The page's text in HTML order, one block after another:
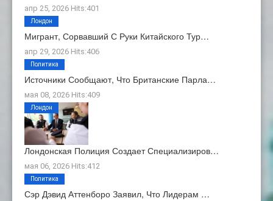
апр 25, 2026 Hits:401
Мигрант, Сорвавший С Руки Китайского Тур…
апр 29, 2026 Hits:406
Лондон
Источники Сообщают, Что Британские Парла…
мая 08, 2026 Hits:409
Политика
Лондонская Полиция Создает Специализиров…
мая 06, 2026 Hits:412
Лондон
Сэр Дэвид Аттенборо Заявил, Что Лидерам …
Политика